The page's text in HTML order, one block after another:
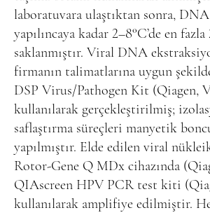
laboratuvara ulaştıktan sonra,
yapılıncaya kadar 2–8°C’de en
saklanmıştır. Viral DNA
firmanın talimatlarına uygun
DSP Virus/Pathogen Kit (Qiagen,
kullanılarak gerçekleştirilmiş;
saflaştırma süreçleri manyetik
yapılmıştır. Elde edilen viral
Rotor-Gene Q MDx cihazında
QIAscreen HPV PCR test kiti
kullanılarak amplifiye edilmiştir.